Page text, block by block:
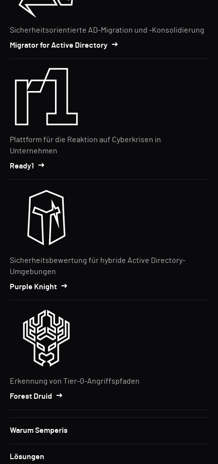
Sicherheitsorientierte AD-Migration und -Konsolidierung
Migrator for Active Directory
Plattform für die Reaktion auf Cyberkrisen in
Unternehmen
Ready1
Sicherheitsbewertung für hybride Active Directory-
Umgebungen
Purple Knight
Erkennung von Tier-0-Angriffspfaden
Forest Druid
Warum Semperis
Lösungen